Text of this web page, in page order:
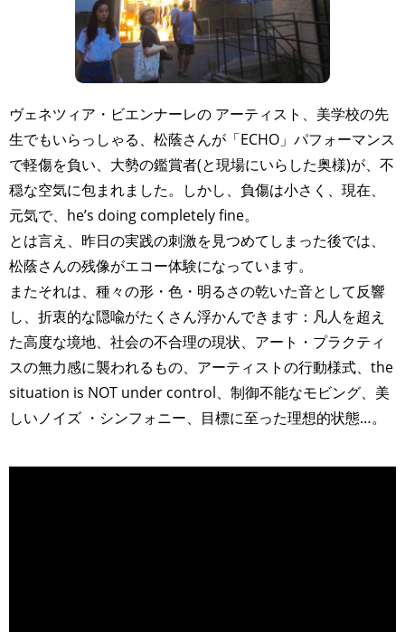
ヴェネツィア・ビエンナーレの アーティスト、美学校の先
生でもいらっしゃる、松蔭さんが「ECHO」パフォーマンス
で軽傷を負い、大勢の鑑賞者(と現場にいらした奥様)が、不
穏な空気に包まれました。しかし、負傷は小さく、現在、
元気で、he’s doing completely fine。
とは言え、昨日の実践の刺激を見つめてしまった後では、
松蔭さんの残像がエコー体験になっています。
またそれは、種々の形・色・明るさの乾いた音として反響
し、折衷的な隠喩がたくさん浮かんできます：凡人を超え
た高度な境地、社会の不合理の現状、アート・プラクティ
スの無力感に襲われるもの、アーティストの行動様式、the
situation is NOT under control、制御不能なモビング、美
しいノイズ ・シンフォニー、目標に至った理想的状態…。